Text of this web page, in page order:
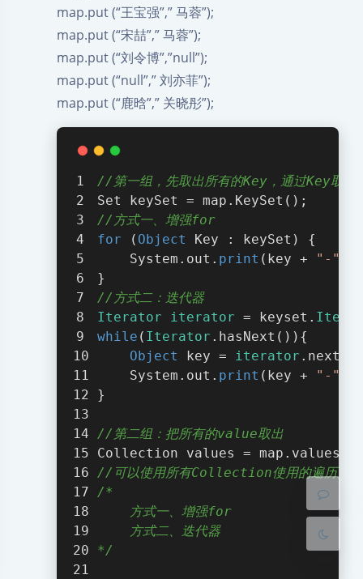
Sans Serif
浅阴影 深阴影
关闭 日落 灰度
map.put (“王宝强”,” 马蓉”);
map.put (“宋喆”,” 马蓉”);
map.put (“刘令博”,”null”);
map.put (“null”,” 刘亦菲”);
map.put (“鹿晗”,” 关晓彤”);
//第一组，先取出所有的Key，通过Key取
Set keySet = map.KeySet();
//方式一、增强for
for ( Object
Key : keySet) {
    System.out.
print (key + "-"
}
//方式二：迭代器
Iterator
iterator = keyset.
while ( Iterator .hasNext()){
Object
key = iterator
    System.out.
print (key + "-"
}
//第二组：把所有的value取出
Collection values =
//可以使用所有Collection使用的遍历方法
/*
    方式一、增强for
    方式二、迭代器
*/